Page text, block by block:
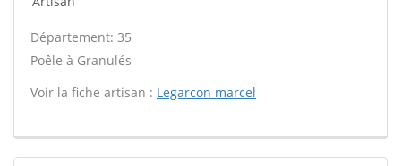
Département: 35
Poêle à Granulés -
Voir la fiche artisan : Legarcon marcel